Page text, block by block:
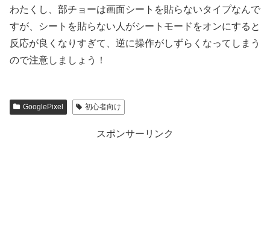
わたくし、部チョーは画面シートを貼らないタイプなんで
すが、シートを貼らない人がシートモードをオンにすると
反応が良くなりすぎて、逆に操作がしずらくなってしまう
ので注意しましょう！
GooglePixel 初心者向け
スポンサーリンク